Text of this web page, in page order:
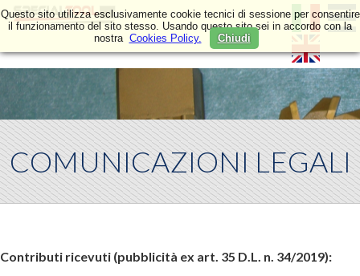
COMUNICAZIONI LEGALI
Contributi ricevuti (pubblicità ex art. 35 D.L. n. 34/2019):
Questo sito utilizza esclusivamente cookie tecnici di sessione per consentire
il funzionamento del sito stesso. Usando questo sito sei in accordo con la
nostra Cookies Policy. Chiudi